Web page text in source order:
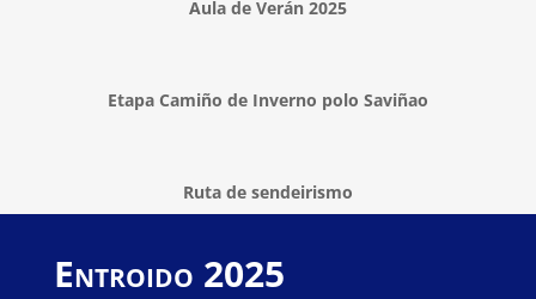
Aula de Verán 2025
Etapa Camiño de Inverno polo Saviñao
Ruta de sendeirismo
Entroido 2025